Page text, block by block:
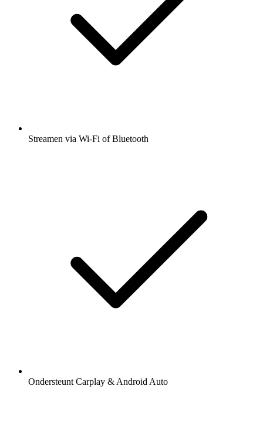
Streamen via Wi-Fi of Bluetooth
Ondersteunt Carplay & Android Auto